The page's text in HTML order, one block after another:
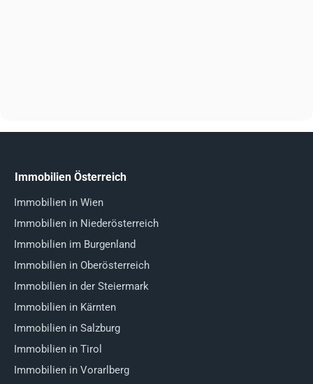
Immobilien Österreich
Immobilien in Wien
Immobilien in Niederösterreich
Immobilien im Burgenland
Immobilien in Oberösterreich
Immobilien in der Steiermark
Immobilien in Kärnten
Immobilien in Salzburg
Immobilien in Tirol
Immobilien in Vorarlberg